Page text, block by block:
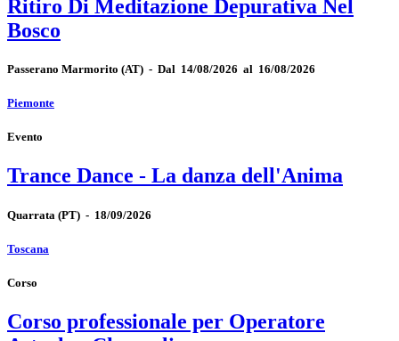
Ritiro Di Meditazione Depurativa Nel
Bosco
Passerano Marmorito (AT) - Dal 14/08/2026 al 16/08/2026
Piemonte
Evento
Trance Dance - La danza dell'Anima
Quarrata (PT) - 18/09/2026
Toscana
Corso
Corso professionale per Operatore